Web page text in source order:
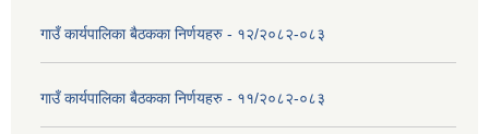
गाउँ कार्यपालिका बैठकका निर्णयहरु - १२/२०८२-०८३
गाउँ कार्यपालिका बैठकका निर्णयहरु - ११/२०८२-०८३